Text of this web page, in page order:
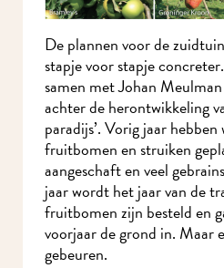
De plannen voor de
stapje voor stapje
samen met Johan
achter de herontwikkeling
paradijs’. Vorig jaar hebben
fruitbomen en struiken
aangeschaft en veel
jaar wordt het jaar van de
fruitbomen zijn besteld en
voorjaar de grond in. Maar
gebeuren.